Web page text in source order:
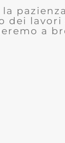
dei lavori
a